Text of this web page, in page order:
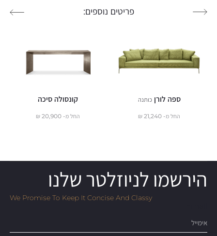
פריטים נוספים:
ספה לורןכותנה
החל מ- 21,240
₪
קונסולה סיכה
החל מ- 20,900
₪
הירשמו לניוזלטר שלנו
We Promise To Keep It Concise And Classy